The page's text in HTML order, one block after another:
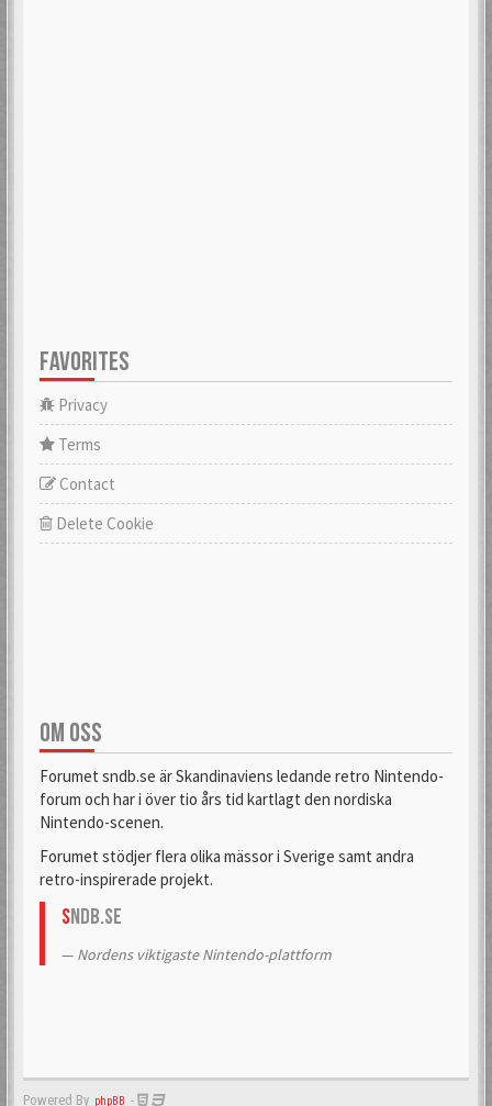
FAVORITES
Privacy
Terms
Contact
Delete Cookie
OM OSS
Forumet sndb.se är Skandinaviens ledande retro Nintendo-
forum och har i över tio års tid kartlagt den nordiska
Nintendo-scenen.
Forumet stödjer flera olika mässor i Sverige samt andra
retro-inspirerade projekt.
SNDB.se
Nordens viktigaste Nintendo-plattform
Powered By phpBB -